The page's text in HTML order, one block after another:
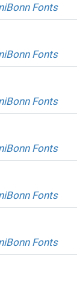
Fonts
Fonts
Fonts
Fonts
Fonts
Fonts